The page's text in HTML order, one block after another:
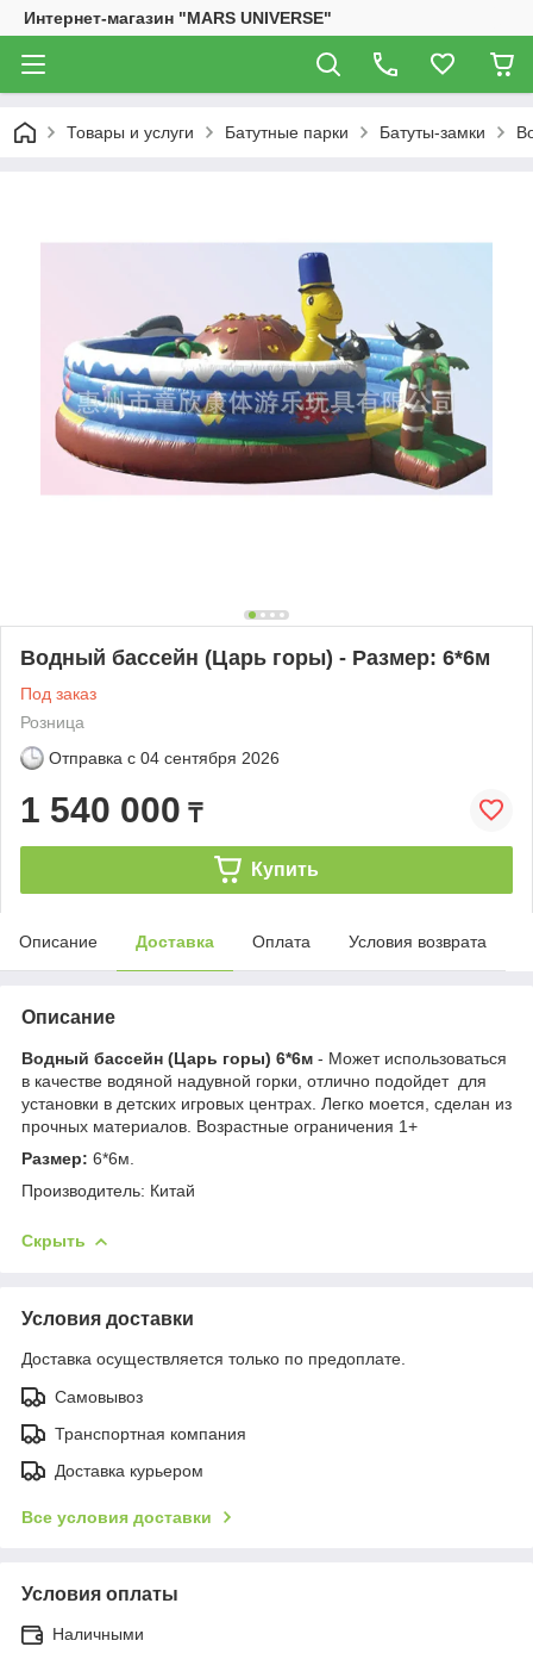
Интернет-магазин "MARS UNIVERSE"
Товары и услуги Батутные парки Батуты-замки
Водный бассейн (Царь горы) - Размер: 6*6м
Под заказ
Розница
Отправка с 04 сентября 2026
1 540 000 ₸
Купить
Описание Доставка Оплата Условия возврата
Описание
Водный бассейн (Царь горы) 6*6м - Может использоваться
в качестве водяной надувной горки, отлично подойдет для
установки в детских игровых центрах. Легко моется, сделан из
прочных материалов. Возрастные ограничения 1+
Размер: 6*6м.
Производитель: Китай
Скрыть
Условия доставки
Доставка осуществляется только по предоплате.
Самовывоз
Транспортная компания
Доставка курьером
Все условия доставки
Условия оплаты
Наличными